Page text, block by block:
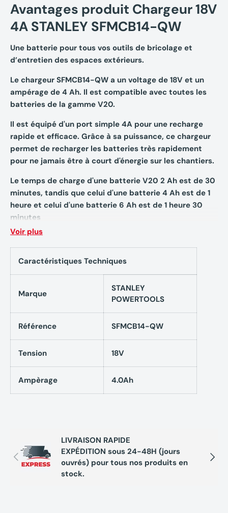
Avantages produit Chargeur 18V
4A STANLEY SFMCB14-QW
Une batterie pour tous vos outils de bricolage et
d’entretien des espaces extérieurs.
Le chargeur SFMCB14-QW a un voltage de 18V et un
ampérage de 4 Ah. Il est compatible avec toutes les
batteries de la gamme V20.
Il est équipé d'un port simple 4A pour une recharge
rapide et efficace. Grâce à sa puissance, ce chargeur
permet de recharger les batteries très rapidement
pour ne jamais être à court d'énergie sur les chantiers.
Le temps de charge d'une batterie V20 2 Ah est de 30
minutes, tandis que celui d'une batterie 4 Ah est de 1
heure et celui d'une batterie 6 Ah est de 1 heure 30
minutes
Caractéristiques techniques
Chargeur 18V 4A STANLEY
SFMCB14-QW
Voltage: 18 V
Voir plus
Caractéristiques Techniques
Marque
STANLEY
POWERTOOLS
Référence SFMCB14-QW
Tension 18V
Ampèrage 4.0Ah
Précédent
LIVRAISON RAPIDE
EXPÉDITION sous 24-48H (jours
ouvrés) pour tous nos produits en
stock.